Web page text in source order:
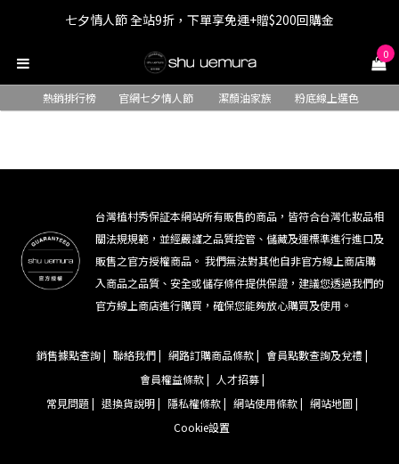
七夕情人節 全站9折，下單享免運+贈$200回購金
七夕情人節 全站9折，下單享免運+贈$200回購金
LINE最高回饋8%，滿$1,500限量贈抹茶潔顏油15ml
七夕情人節 全站9折，下單享免運+贈$200回購金
0
熱銷排行榜 官網七夕情人節 潔顏油家族 粉底線上選色
台灣植村秀保証本網站所有販售的商品，皆符合台灣化妝品相
關法規規範，並經嚴謹之品質控管、儲藏及運標準進行進口及
販售之官方授權商品。 我們無法對其他自非官方線上商店購
入商品之品質、安全或儲存條件提供保證，建議您透過我們的
官方線上商店進行購買，確保您能夠放心購買及使用。
銷售據點查詢 | 聯絡我們 | 網路訂購商品條款 | 會員點數查詢及兌禮 |
會員權益條款 |
人才招募 |
常見問題 | 退換貨說明 | 隱私權條款 | 網站使用條款 | 網站地圖 |
Cookie設置